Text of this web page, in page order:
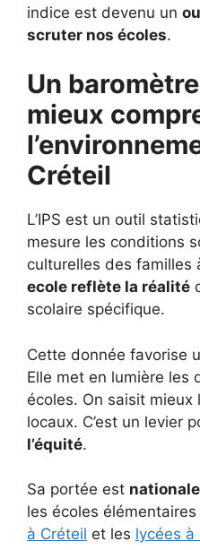
indice est devenu un
scruter nos écoles.
Un
mieux
Créteil
L’IPS est un outil
mesure les conditions
culturelles des familles
ecole reflète la réalité
scolaire spécifique.
Cette donnée favorise
Elle met en lumière les
écoles. On saisit
locaux. C’est un levier
l’équité.
Sa portée est
les écoles
à Créteil et les lycées à